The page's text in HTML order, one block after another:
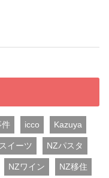
件 icco Kazuya
イーツ NZパスタ
NZワイン NZ移住